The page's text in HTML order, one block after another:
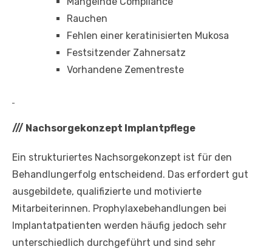
Rauchen
Fehlen einer keratinisierten Mukosa
Festsitzender Zahnersatz
Vorhandene Zementreste
/// Nachsorgekonzept Implantpflege
Ein strukturiertes Nachsorgekonzept ist für den
Behandlungerfolg entscheidend. Das erfordert gut
ausgebildete, qualifizierte und motivierte
Mitarbeiterinnen. Prophylaxebehandlungen bei
Implantatpatienten werden häufig jedoch sehr
unterschiedlich durchgeführt und sind sehr